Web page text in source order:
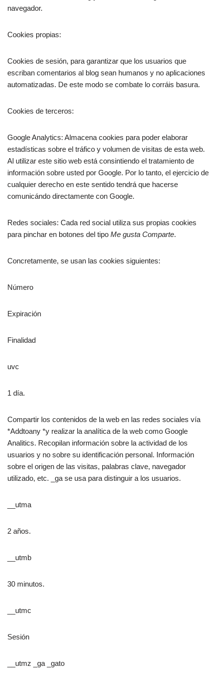
navegador.
Cookies propias:
Cookies de sesión, para garantizar que los usuarios que
escriban comentarios al blog sean humanos y no aplicaciones
automatizadas. De este modo se combate lo corráis basura.
Cookies de terceros:
Google Analytics: Almacena cookies para poder elaborar
estadísticas sobre el tráfico y volumen de visitas de esta web.
Al utilizar este sitio web está consintiendo el tratamiento de
información sobre usted por Google. Por lo tanto, el ejercicio de
cualquier derecho en este sentido tendrá que hacerse
comunicándo directamente con Google.
Redes sociales: Cada red social utiliza sus propias cookies
para pinchar en botones del tipo Me gusta Comparte.
Concretamente, se usan las cookies siguientes:
Número
Expiración
Finalidad
uvc
1 día.
Compartir los contenidos de la web en las redes sociales vía
*Addtoany *y realizar la analítica de la web como Google
Analitics. Recopilan información sobre la actividad de los
usuarios y no sobre su identificación personal. Información
sobre el origen de las visitas, palabras clave, navegador
utilizado, etc. _ga se usa para distinguir a los usuarios.
__utma
2 años.
__utmb
30 minutos.
__utmc
Sesión
__utmz _ga _gato